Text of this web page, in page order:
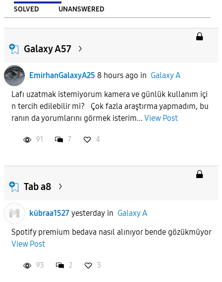
SOLVED
UNANSWERED
FILTER:
From
To
APPLY
Galaxy A57
EmirhanGalaxyA25 8 hours ago in Galaxy A
Lafı uzatmak istemiyorum kamera ve günlük kullanım içi
n tercih edilebilir mi? Çok fazla araştırma yapmadım, bu
ranın da yorumlarını görmek isterim... View Post
91 7 4
Tab a8
kübraa1527 yesterdayin Galaxy A
Spotify premium bedava nasıl alınıyor bende gözükmüyor
View Post
93 2 3